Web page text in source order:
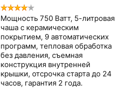
Мощность 750 Ватт, 5-литровая
чаша с керамическим
покрытием, 9 автоматических
программ, тепловая обработка
без давления, съемная
конструкция внутренней
крышки, отсрочка старта до 24
часов, гарантия 2 года.